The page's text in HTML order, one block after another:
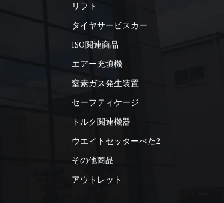
リフト
タイヤサービスカー
ISO関連商品
エアー充填機
窒素ガス発生装置
セーフティケージ
トルク関連機器
ウエイトセッターぺた2
その他商品
アウトレット